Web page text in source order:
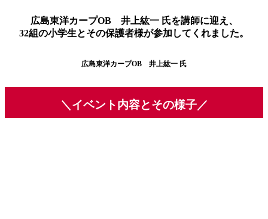
広島東洋カープOB 井上紘一 氏を講師に迎え、
32組の小学生とその保護者様が参加してくれました。
広島東洋カープOB 井上紘一 氏
＼イベント内容とその様子／